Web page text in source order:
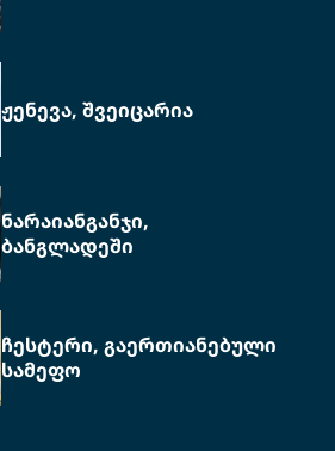
ჟენევა, შვეიცარია
ნარაიანგანჯი,
ბანგლადეში
ჩესტერი, გაერთიანებული
სამეფო